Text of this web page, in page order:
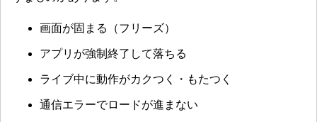
画面が固まる（フリーズ）
アプリが強制終了して落ちる
ライブ中に動作がカクつく・もたつく
通信エラーでロードが進まない